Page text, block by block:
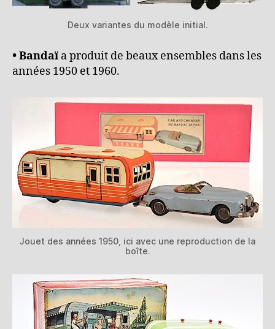
Deux variantes du modèle initial.
• Bandaï a produit de beaux ensembles dans les
années 1950 et 1960.
Jouet des années 1950, ici avec une reproduction de la
boîte.